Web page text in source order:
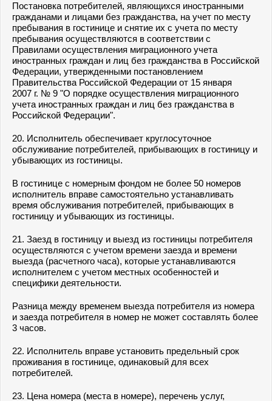
Постановка потребителей, являющихся иностранными
гражданами и лицами без гражданства, на учет по месту
пребывания в гостинице и снятие их с учета по месту
пребывания осуществляются в соответствии с
Правилами осуществления миграционного учета
иностранных граждан и лиц без гражданства в Российской
Федерации, утвержденными постановлением
Правительства Российской Федерации от 15 января
2007 г. № 9 "О порядке осуществления миграционного
учета иностранных граждан и лиц без гражданства в
Российской Федерации".
20. Исполнитель обеспечивает круглосуточное
обслуживание потребителей, прибывающих в гостиницу и
убывающих из гостиницы.
В гостинице с номерным фондом не более 50 номеров
исполнитель вправе самостоятельно устанавливать
время обслуживания потребителей, прибывающих в
гостиницу и убывающих из гостиницы.
21. Заезд в гостиницу и выезд из гостиницы потребителя
осуществляются с учетом времени заезда и времени
выезда (расчетного часа), которые устанавливаются
исполнителем с учетом местных особенностей и
специфики деятельности.
Разница между временем выезда потребителя из номера
и заезда потребителя в номер не может составлять более
3 часов.
22. Исполнитель вправе установить предельный срок
проживания в гостинице, одинаковый для всех
потребителей.
23. Цена номера (места в номере), перечень услуг,